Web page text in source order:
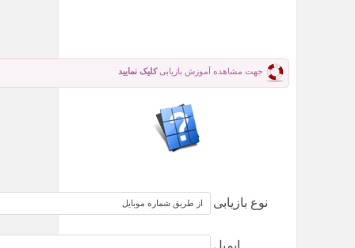
جهت مشاهده آموزش بازیابیکلیک نمایید
نوع بازیابی